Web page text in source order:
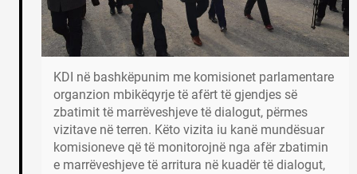
KDI në bashkëpunim me komisionet parlamentare
organzion mbikëqyrje të afërt të gjendjes së
zbatimit të marrëveshjeve të dialogut, përmes
vizitave në terren. Këto vizita iu kanë mundësuar
komisioneve që të monitorojnë nga afër zbatimin
e marrëveshjeve të arritura në kuadër të dialogut,